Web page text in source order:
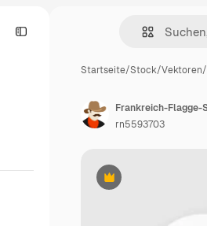
Startseite/Stock/Vektoren/
Premium
rn5593703